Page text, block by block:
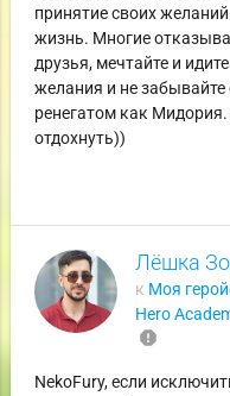
принятие своих
жизнь. Многие
друзья, мечтайте и
желания и не забывайте
ренегатом как
отдохнуть))
Лёшка
к Моя
Hero
report
NekoFury, если